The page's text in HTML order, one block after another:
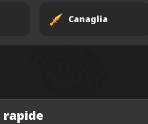
Canaglia